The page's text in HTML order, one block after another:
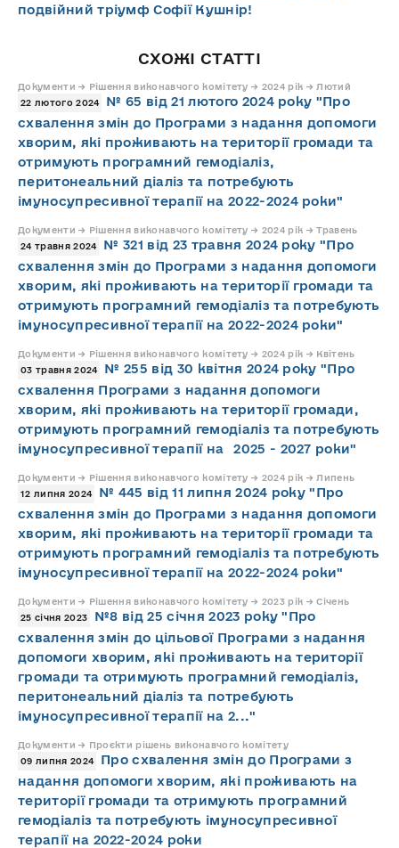
подвійний тріумф Софії Кушнір!
СХОЖІ СТАТТІ
Документи → Рішення виконавчого комітету → 2024 рік → Лютий
22 лютого 2024
№ 65 від 21 лютого 2024 року "Про
схвалення змін до Програми з надання допомоги
хворим, які проживають на території громади та
отримують програмний гемодіаліз,
перитонеальний діаліз та потребують
імуносупресивної терапії на 2022-2024 роки"
Документи → Рішення виконавчого комітету → 2024 рік → Травень
24 травня 2024
№ 321 від 23 травня 2024 року "Про
схвалення змін до Програми з надання допомоги
хворим, які проживають на території громади та
отримують програмний гемодіаліз та потребують
імуносупресивної терапії на 2022-2024 роки"
Документи → Рішення виконавчого комітету → 2024 рік → Квітень
03 травня 2024
№ 255 від 30 квітня 2024 року "Про
схвалення Програми з надання допомоги
хворим, які проживають на території громади,
отримують програмний гемодіаліз та потребують
імуносупресивної терапії на 2025 - 2027 роки"
Документи → Рішення виконавчого комітету → 2024 рік → Липень
12 липня 2024
№ 445 від 11 липня 2024 року "Про
схвалення змін до Програми з надання допомоги
хворим, які проживають на території громади та
отримують програмний гемодіаліз та потребують
імуносупресивної терапії на 2022-2024 роки"
Документи → Рішення виконавчого комітету → 2023 рік → Січень
25 січня 2023
№8 від 25 січня 2023 року "Про
схвалення змін до цільової Програми з надання
допомоги хворим, які проживають на території
громади та отримують програмний гемодіаліз,
перитонеальний діаліз та потребують
імуносупресивної терапії на 2..."
Документи → Проєкти рішень виконавчого комітету
09 липня 2024
Про схвалення змін до Програми з
надання допомоги хворим, які проживають на
території громади та отримують програмний
гемодіаліз та потребують імуносупресивної
терапії на 2022-2024 роки